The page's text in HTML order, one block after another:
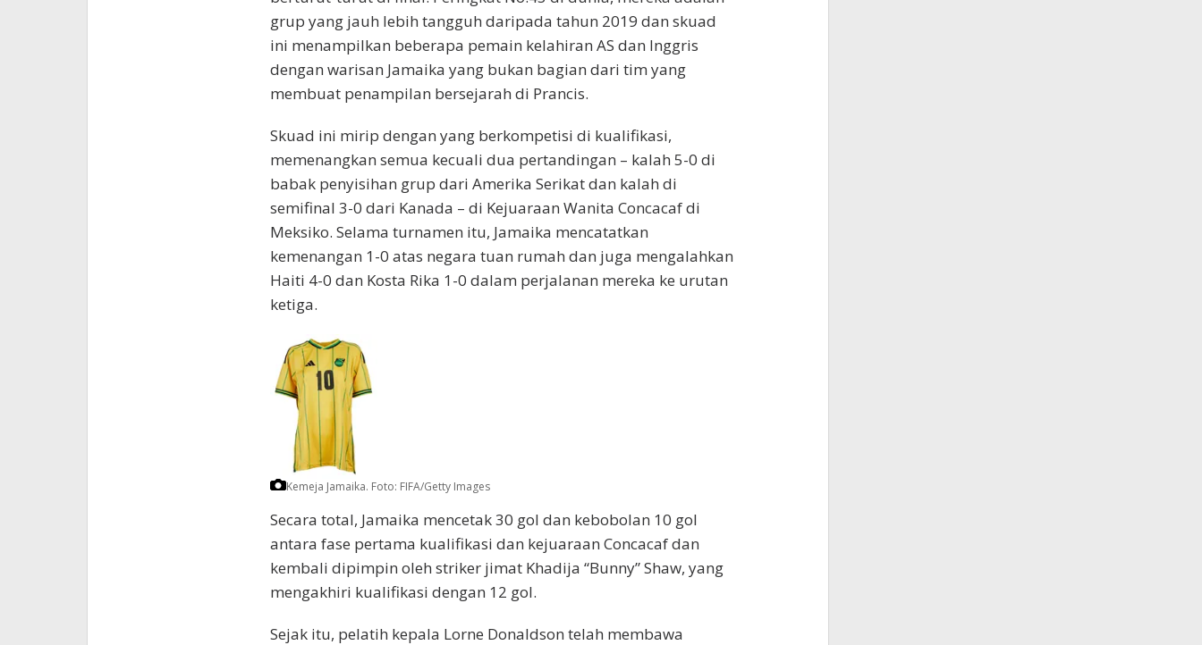
grup yang jauh lebih tangguh daripada tahun 2019 dan skuad
ini menampilkan beberapa pemain kelahiran AS dan Inggris
dengan warisan Jamaika yang bukan bagian dari tim yang
membuat penampilan bersejarah di Prancis.
Skuad ini mirip dengan yang berkompetisi di kualifikasi,
memenangkan semua kecuali dua pertandingan – kalah 5-0 di
babak penyisihan grup dari Amerika Serikat dan kalah di
semifinal 3-0 dari Kanada – di Kejuaraan Wanita Concacaf di
Meksiko. Selama turnamen itu, Jamaika mencatatkan
kemenangan 1-0 atas negara tuan rumah dan juga mengalahkan
Haiti 4-0 dan Kosta Rika 1-0 dalam perjalanan mereka ke urutan
ketiga.
Kemeja Jamaika. Foto: FIFA/Getty Images
Secara total, Jamaika mencetak 30 gol dan kebobolan 10 gol
antara fase pertama kualifikasi dan kejuaraan Concacaf dan
kembali dipimpin oleh striker jimat Khadija “Bunny” Shaw, yang
mengakhiri kualifikasi dengan 12 gol.
Sejak itu, pelatih kepala Lorne Donaldson telah membawa